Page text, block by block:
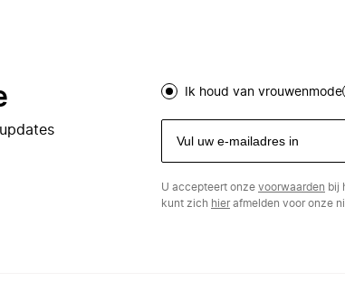
Ik houd van vrouwenmode
U accepteert onze voorwaarden bij
kunt zich hierafmelden voor onze